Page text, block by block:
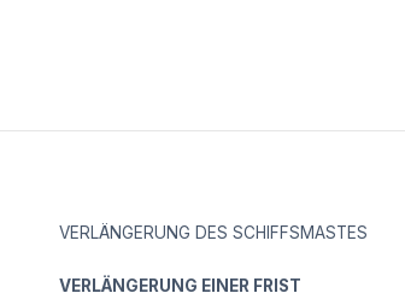
VERLÄNGERUNG DES SCHIFFSMASTES
VERLÄNGERUNG EINER FRIST